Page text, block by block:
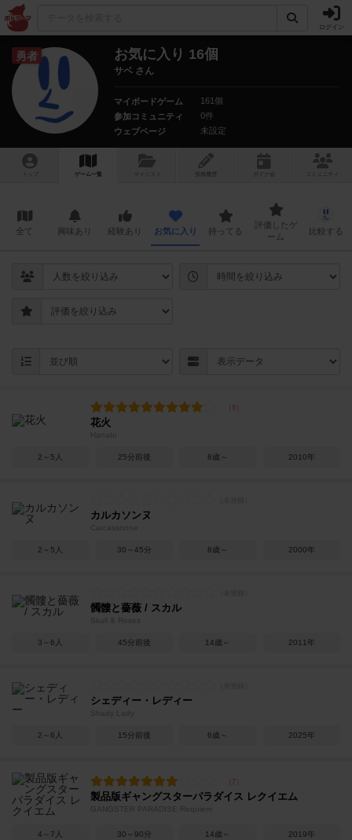
ログイン
勇者 お気に入り 16個
サベ さん
マイボードゲーム
161個
参加コミュニティ
0件
ウェブページ
未設定
ゲーム一覧 ドゲ
全て 興味あり 経験あり お気に入り 持ってる
評価したゲ
ーム
比較する
花火
Hanabi
2～5人 25分前後 8歳～ 2010年
カルカソンヌ
2～5人 30～45分 8歳～ 2000年
髑髏と薔薇 / スカル
Skull & Roses
3～6人 45分前後 14歳～ 2011年
シェディー・レディー
2～6人 15分前後 6歳～ 2025年
製品版ギャングスターパラダイス レクイエム
GANGSTER PARADISE Requiem
4～7人 30～90分 14歳～ 2019年